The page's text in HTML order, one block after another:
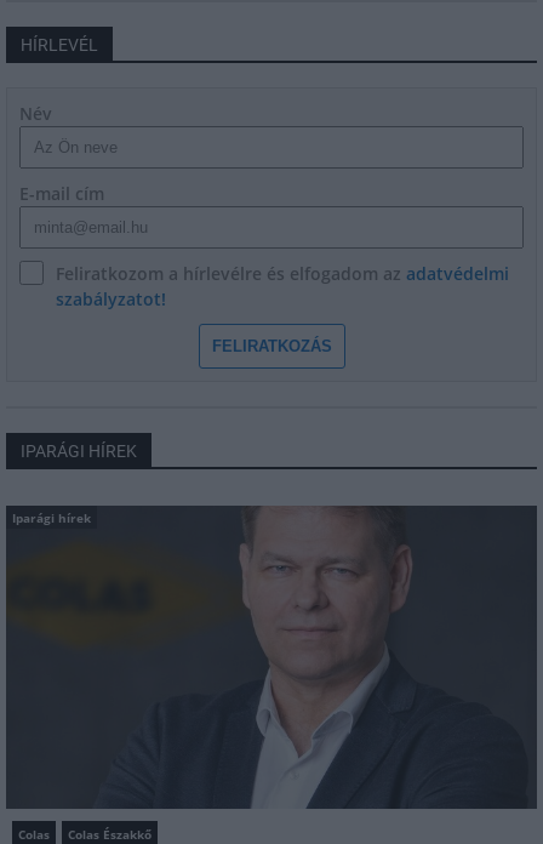
HÍRLEVÉL
Név
E-mail cím
Feliratkozom a hírlevélre és elfogadom az adatvédelmi
szabályzatot!
FELIRATKOZÁS
IPARÁGI HÍREK
Iparági hírek
Colas Colas Északkő